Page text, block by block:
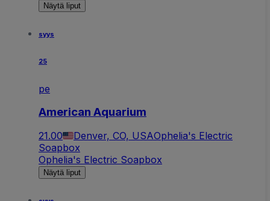
Näytä liput
syys
25
pe
American Aquarium
21.00 Denver, CO, USAOphelia's Electric
Soapbox
Ophelia's Electric Soapbox
Näytä liput